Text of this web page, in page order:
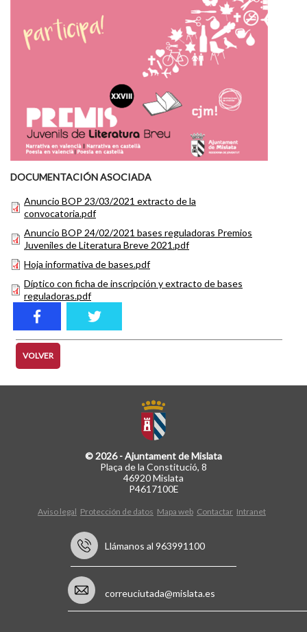
DOCUMENTACIÓN ASOCIADA
Anuncio BOP 23/03/2021 extracto de la
convocatoria.pdf
Anuncio BOP 24/02/2021 bases reguladoras Premios
Juveniles de Literatura Breve 2021.pdf
Hoja informativa de bases.pdf
Díptico con ficha de inscripción y extracto de bases
reguladoras.pdf
VOLVER
© 2026 - Ajuntament de Mislata
Plaça de la Constitució, 8
46920 Mislata
P4617100E
Aviso legal Protección de datos Mapa web Contactar Intranet
Llámanos al 963991100
correuciutada@mislata.es